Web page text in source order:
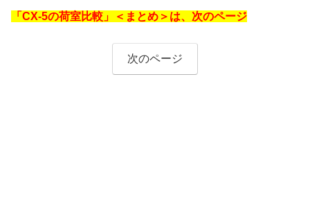
「CX-5の荷室比較」＜まとめ＞は、次のページ
次のページ